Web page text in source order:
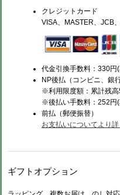
クレジットカード
VISA、MASTER、JCB
代金引換手数料：330円
NP後払（コンビニ、銀
※利用限度額：累計残
※後払い手数料：252円
前払（郵便振替）
お支払いについてより
ギフトオプション